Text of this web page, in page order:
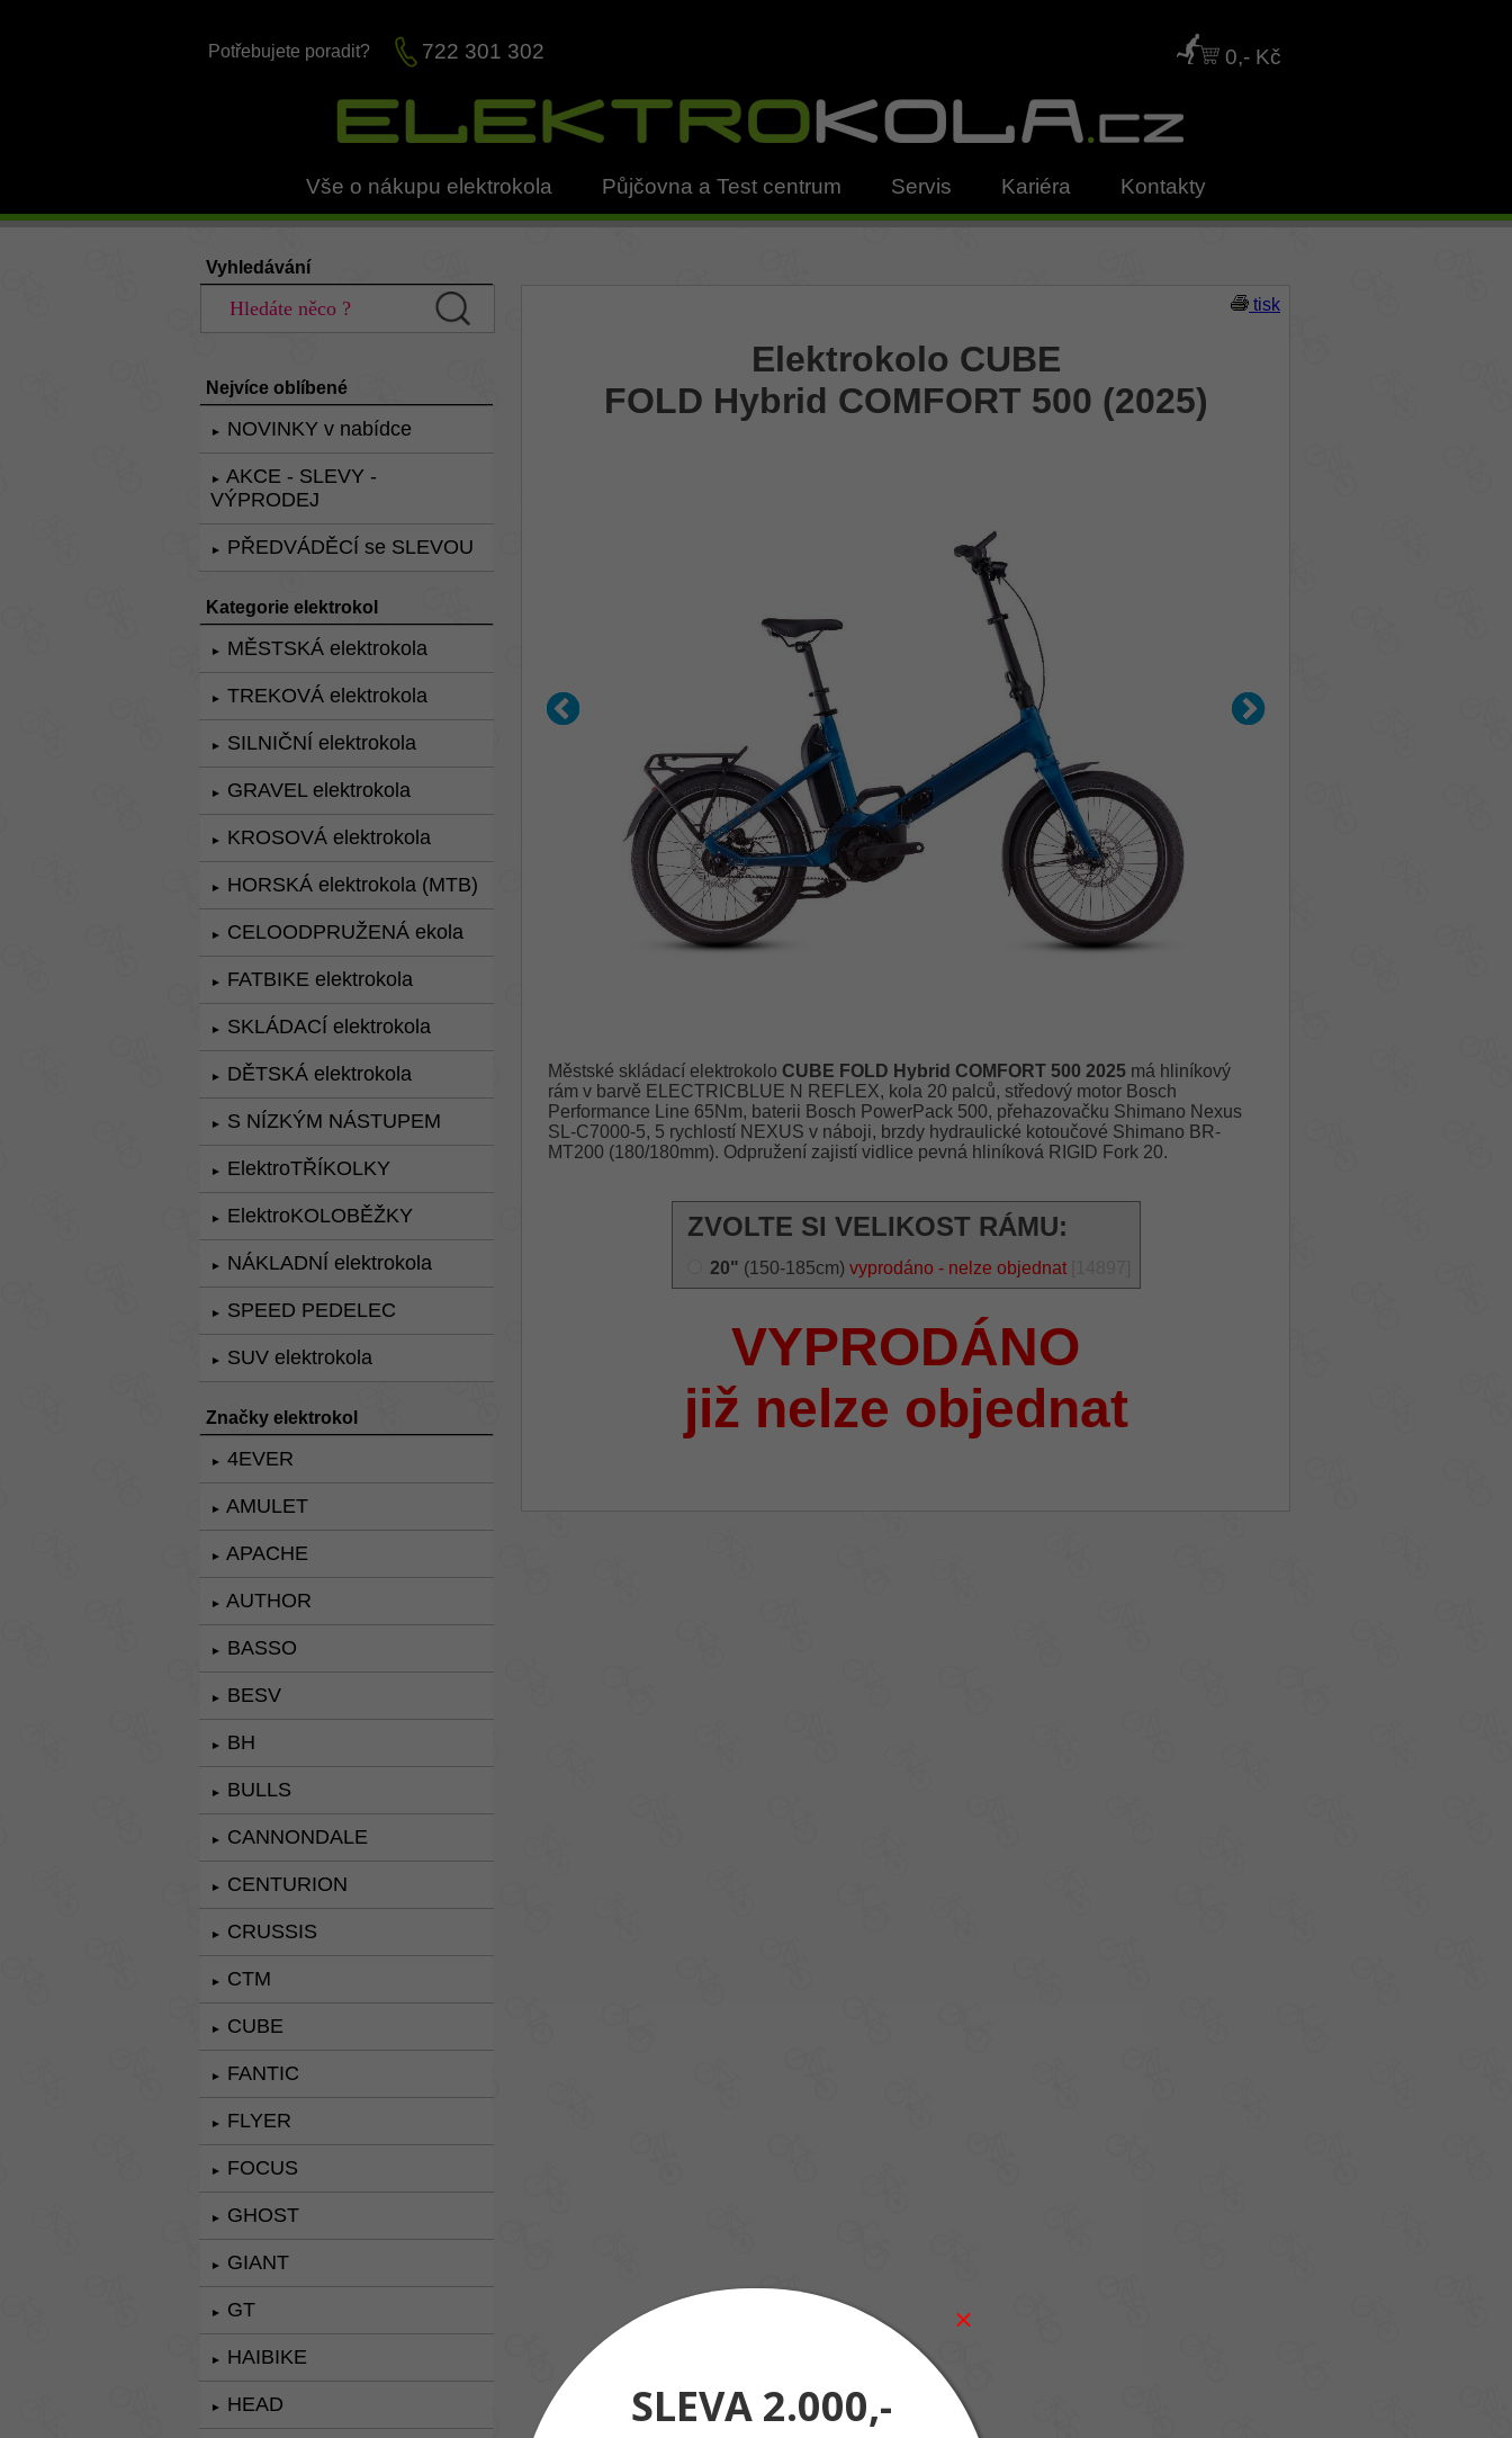
Potřebujete poradit? 722 301 302 0,- Kč
Vše o nákupu elektrokola Půjčovna a Test centrum Servis Kariéra Kontakty
Vyhledávání
Nejvíce oblíbené
► NOVINKY v nabídce
►
AKCE - SLEVY -
VÝPRODEJ
► PŘEDVÁDĚCÍ se SLEVOU
Kategorie elektrokol
► MĚSTSKÁ elektrokola
► TREKOVÁ elektrokola
► SILNIČNÍ elektrokola
► GRAVEL elektrokola
► KROSOVÁ elektrokola
► HORSKÁ elektrokola (MTB)
► CELOODPRUŽENÁ ekola
► FATBIKE elektrokola
► SKLÁDACÍ elektrokola
► DĚTSKÁ elektrokola
► S NÍZKÝM NÁSTUPEM
► ElektroTŘÍKOLKY
► ElektroKOLOBĚŽKY
► NÁKLADNÍ elektrokola
► SPEED PEDELEC
► SUV elektrokola
Značky elektrokol
► 4EVER
► AMULET
► APACHE
► AUTHOR
► BASSO
► BESV
► BH
► BULLS
► CANNONDALE
► CENTURION
► CRUSSIS
► CTM
► CUBE
► FANTIC
► FLYER
► FOCUS
► GHOST
► GIANT
► GT
► HAIBIKE
► HEAD
tisk
Elektrokolo CUBE
FOLD Hybrid COMFORT 500 (2025)
Městské skládací elektrokolo CUBE FOLD Hybrid COMFORT 500 2025má hliníkový
rám v barvě ELECTRICBLUE N REFLEX, kola 20 palců, středový motor Bosch
Performance Line 65Nm, baterii Bosch PowerPack 500, přehazovačku Shimano Nexus
SL-C7000-5, 5 rychlostí NEXUS v náboji, brzdy hydraulické kotoučové Shimano BR-
MT200 (180/180mm). Odpružení zajistí vidlice pevná hliníková RIGID Fork 20.
ZVOLTE SI VELIKOST RÁMU:
20" (150-185cm) vyprodáno - nelze objednat
VYPRODÁNO
již nelze objednat
SLEVA 2.000,-